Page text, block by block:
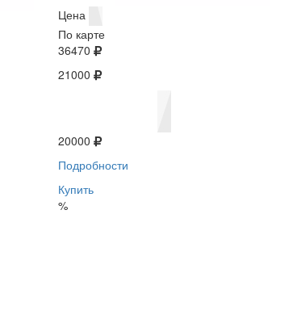
Цена
По карте
36470
21000
20000
Подробности
Купить
%